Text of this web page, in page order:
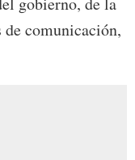
comunicación,